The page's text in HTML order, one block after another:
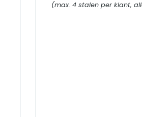
(max. 4 stalen per klant,